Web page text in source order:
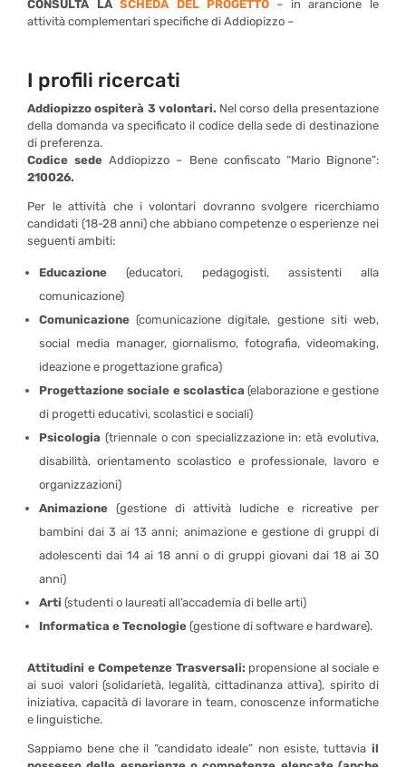
CONSULTA LASCHEDA DEL PROGETTO – in arancione le
attività complementari specifiche di Addiopizzo –
I profili ricercati
Addiopizzo ospiterà 3 volontari. Nel corso della presentazione
della domanda va specificato il codice della sede di destinazione
di preferenza.
Codice sede Addiopizzo – Bene confiscato “Mario Bignone”:
210026.
Per le attività che i volontari dovranno svolgere ricerchiamo
candidati (18-28 anni) che abbiano competenze o esperienze nei
seguenti ambiti:
Educazione (educatori, pedagogisti, assistenti alla
comunicazione)
Comunicazione (comunicazione digitale, gestione siti web,
social media manager, giornalismo, fotografia, videomaking,
ideazione e progettazione grafica)
Progettazione sociale e scolastica(elaborazione e gestione
di progetti educativi, scolastici e sociali)
Psicologia (triennale o con specializzazione in: età evolutiva,
disabilità, orientamento scolastico e professionale, lavoro e
organizzazioni)
Animazione (gestione di attività ludiche e ricreative per
bambini dai 3 ai 13 anni; animazione e gestione di gruppi di
adolescenti dai 14 ai 18 anni o di gruppi giovani dai 18 ai 30
anni)
Arti (studenti o laureati all’accademia di belle arti)
Informatica e Tecnologie (gestione di software e hardware).
Attitudini e Competenze Trasversali: propensione al sociale e
ai suoi valori (solidarietà, legalità, cittadinanza attiva), spirito di
iniziativa, capacità di lavorare in team, conoscenze informatiche
e linguistiche.
Sappiamo bene che il “candidato ideale” non esiste, tuttavia il